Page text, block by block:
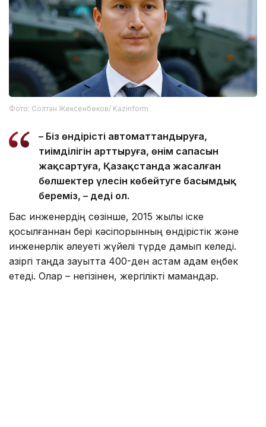
Фото: Солтан Жексенбеков/ Kazinform
– Біз өндірісті автоматтандыруға,
тиімділігін арттыруға, өнім сапасын
жақсартуға, Қазақстанда жасалған
бөлшектер үлесін көбейтуге басымдық
береміз, – деді ол.
Бас инженердің сөзінше, 2015 жылы іске
қосылғаннан бері кәсіпорынның өндірістік және
инженерлік әлеуеті жүйелі түрде дамып келеді.
Қазіргі таңда зауытта 400-ден астам адам еңбек
етеді. Олар – негізінен, жергілікті мамандар.